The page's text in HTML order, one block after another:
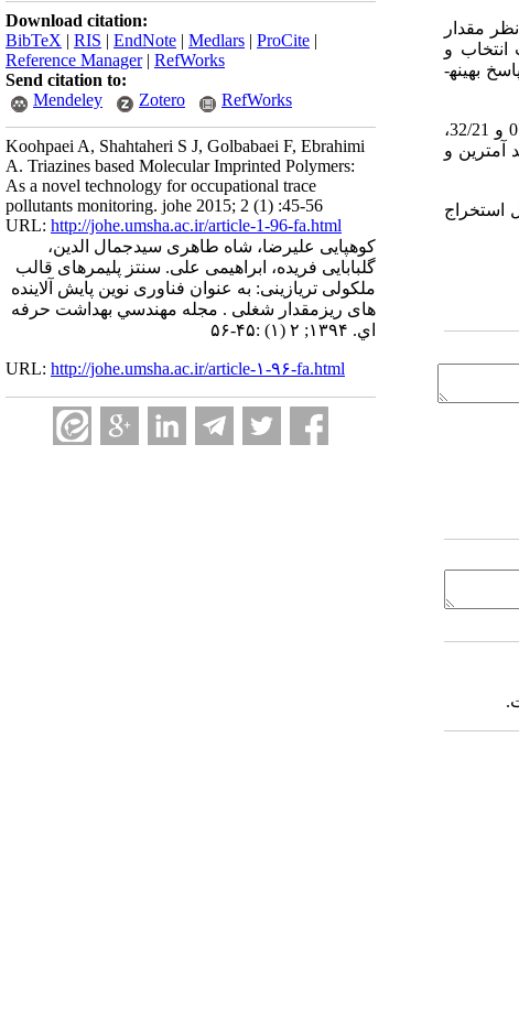
Download citation:
BibTeX | RIS | EndNote | Medlars | ProCite |
Reference Manager| RefWorks
Send citation to:
Mendeley
Zotero RefWorks
Koohpaei A, Shahtaheri S J, Golbabaei F, Ebrahimi
A. Triazines based Molecular Imprinted Polymers:
As a novel technology for occupational trace
pollutants monitoring. johe 2015; 2 (1) :45-56
URL: http://johe.umsha.ac.ir/article-1-96-fa.html
کوهپایی علیرضا، شاه طاهری سیدجمال الدین،
گلبابایی فریده، ابراهیمی علی. سنتز پلیمرهای قالب
ملکولی تریازینی: به عنوان فناوری نوین پایش آلاینده
های ریزمقدار شغلی . مجله مهندسي بهداشت حرفه
اي. ۱۳۹۴; ۲ (۱) :۴۵-۵۶
URL: http://johe.umsha.ac.ir/article-۱-۹۶-fa.html
مقدار
انتخاب و
بهینه­
: بر اساس نتایج، برای آمترین و آترازین به ترتیب دما، 86/40 درجه سانتیگراد، حلال 41/6 و 03/5 میلی­لیتر، اتصال دهنده جانبی 070/27 و 32/21،
فاز جامد آمترین و
استخراج